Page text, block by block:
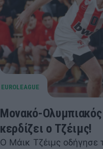
Μονακό-
κερδίζει ο Τζέιμς!
Ο Μάικ Τζέιμς